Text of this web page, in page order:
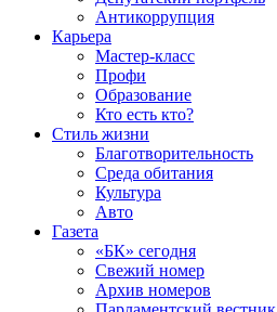
Антикоррупция
Карьера
Мастер-класс
Профи
Образование
Кто есть кто?
Стиль жизни
Благотворительность
Среда обитания
Культура
Авто
Газета
«БК» сегодня
Свежий номер
Архив номеров